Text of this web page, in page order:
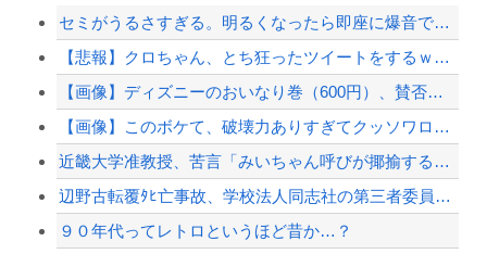
【衝撃】中国製ルーター20機種にバックドア発見！ ネットに繋ぐだけで35秒ごとに...
セミがうるさすぎる。明るくなったら即座に爆音で鳴き出して毎日朝4時に叩き起こしに...
【悲報】嫁に15年間嘘つかれてて心が壊れてるから相手してくれ
【配信者】「金バエ」のSNS更新が1週間途絶え、様々な憶測が飛び交う。1週間ぶり...
【緊急速報】NYで警官が黒人男性の首を絞め、暴動第二波不可避へ
セミがうるさすぎる。明るくなったら即座に爆音で鳴き出して毎日朝4時に叩き起こしに...
【悲報】クロちゃん、とち狂ったツイートをするｗｗｗｗｗｗｗｗｗｗｗ
【画像】ディズニーのおいなり巻（600円）、賛否両論ｗｗｗｗｗｗｗｗｗ
【画像】このボケて、破壊力ありすぎてクッソワロタｗｗｗｗｗｗｗｗｗ
近畿大学准教授、苦言「みいちゃん呼びが揶揄する言葉として使われ、当事者から具体的...
辺野古転覆ﾀﾋ亡事故、学校法人同志社の第三者委員会が調査報告書を公表 … 安全配...
９０年代ってレトロというほど昔か…？